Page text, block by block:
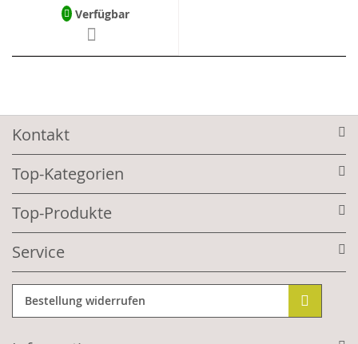
Verfügbar
Kontakt
Top-Kategorien
Top-Produkte
Service
Bestellung widerrufen